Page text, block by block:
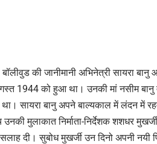
की जानीमानी अभिनेत्री सायरा बानु
1944 को हुआ था। उनकी मां नसीम
था। सायरा बानु अपने बाल्यकाल में लंदन में
मुलाकात निर्माता-निर्देशक शशधर
दी। सुबोध मुखर्जी उन दिनो अपनी